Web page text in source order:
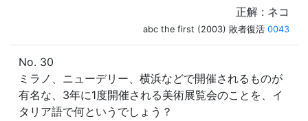
正解 : ネコ
abc the first (2003) 敗者復活 0043
No. 30
ミラノ、ニューデリー、横浜などで開催されるものが
有名な、3年に1度開催される美術展覧会のことを、イ
タリア語で何というでしょう？